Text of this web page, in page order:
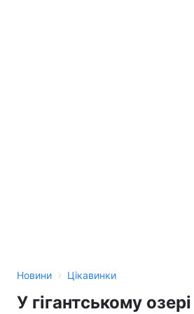
Новини › Цікавинки
У гігантському озері